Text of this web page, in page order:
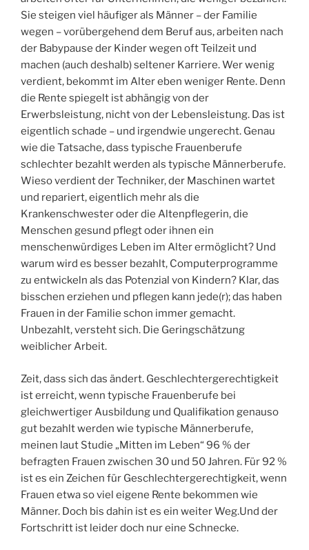
Sie steigen viel häufiger als Männer – der Familie
wegen – vorübergehend dem Beruf aus, arbeiten nach
der Babypause der Kinder wegen oft Teilzeit und
machen (auch deshalb) seltener Karriere. Wer wenig
verdient, bekommt im Alter eben weniger Rente. Denn
die Rente spiegelt ist abhängig von der
Erwerbsleistung, nicht von der Lebensleistung. Das ist
eigentlich schade – und irgendwie ungerecht. Genau
wie die Tatsache, dass typische Frauenberufe
schlechter bezahlt werden als typische Männerberufe.
Wieso verdient der Techniker, der Maschinen wartet
und repariert, eigentlich mehr als die
Krankenschwester oder die Altenpflegerin, die
Menschen gesund pflegt oder ihnen ein
menschenwürdiges Leben im Alter ermöglicht? Und
warum wird es besser bezahlt, Computerprogramme
zu entwickeln als das Potenzial von Kindern? Klar, das
bisschen erziehen und pflegen kann jede(r); das haben
Frauen in der Familie schon immer gemacht.
Unbezahlt, versteht sich. Die Geringschätzung
weiblicher Arbeit.
Zeit, dass sich das ändert. Geschlechtergerechtigkeit
ist erreicht, wenn typische Frauenberufe bei
gleichwertiger Ausbildung und Qualifikation genauso
gut bezahlt werden wie typische Männerberufe,
meinen laut Studie „Mitten im Leben“ 96 % der
befragten Frauen zwischen 30 und 50 Jahren. Für 92 %
ist es ein Zeichen für Geschlechtergerechtigkeit, wenn
Frauen etwa so viel eigene Rente bekommen wie
Männer. Doch bis dahin ist es ein weiter Weg.Und der
Fortschritt ist leider doch nur eine Schnecke.